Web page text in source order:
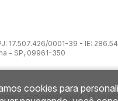
17.507.426/0001-39 - IE:
- SP, 09961-350
sem prévio aviso. As
cookies para